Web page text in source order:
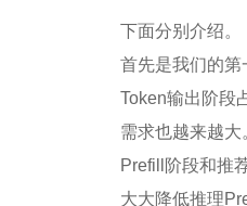
下面分别介绍。
首先是我们的
Token输出阶段
需求也越来越
Prefill阶段和推
大大降低推理